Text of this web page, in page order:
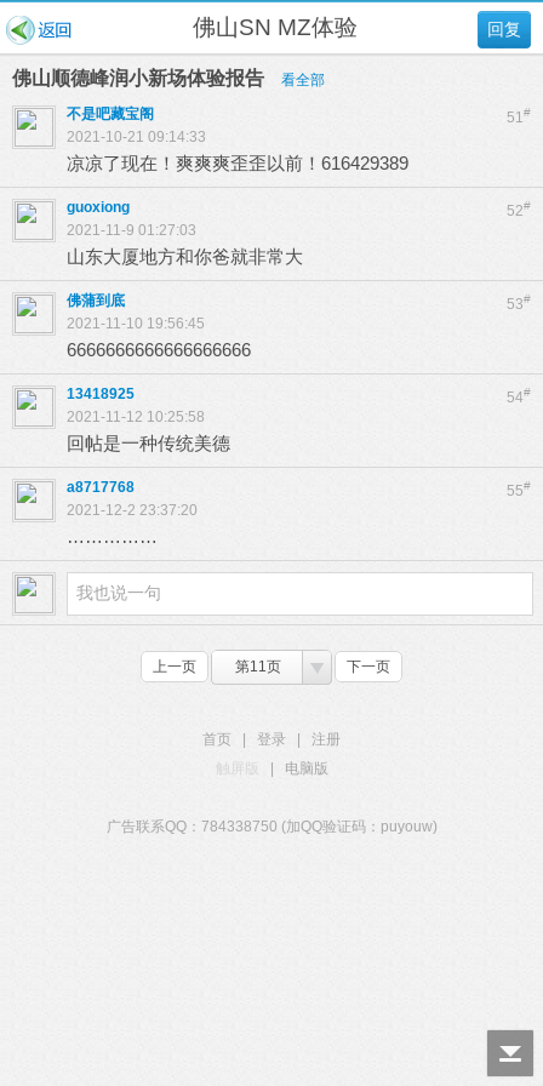
回复
佛山SN MZ体验
佛山顺德峰润小新场体验报告 看全部
51#
不是吧藏宝阁
2021-10-21 09:14:33
凉凉了现在！爽爽爽歪歪以前！616429389
52#
guoxiong
2021-11-9 01:27:03
山东大厦地方和你爸就非常大
53#
佛蒲到底
2021-11-10 19:56:45
6666666666666666666
54#
13418925
2021-11-12 10:25:58
回帖是一种传统美德
55#
a8717768
2021-12-2 23:37:20
……………
上一页 第11页 下一页
首页 登录
注册
触屏版
电脑版
广告联系QQ：784338750 (加QQ验证码：puyouw)